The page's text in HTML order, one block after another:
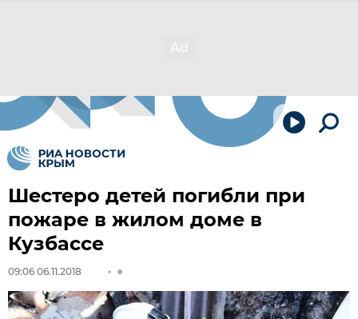
Шестеро детей погибли при
пожаре в жилом доме в
Кузбассе
09:06 06.11.2018